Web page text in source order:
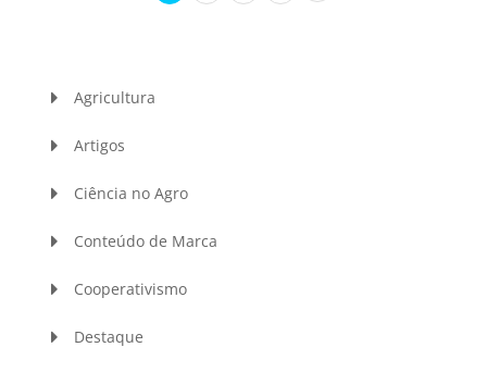
Agricultura
Artigos
Ciência no Agro
Conteúdo de Marca
Cooperativismo
Destaque